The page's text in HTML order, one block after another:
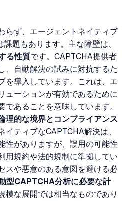
らず、エージェントネイティブ
題もあります。主な障壁は、
る性質です。CAPTCHA提供者
、自動解決の試みに対抗するた
を導入しています。これは、エ
ューションが有効であるために
であることを意味しています。
理的な境界とコンプライアンス
イティブなCAPTCHA解決は、
性がありますが、誤用の可能性
用規約や法的規制に準拠してい
スや悪意のある意図を避ける必
型CAPTCHA分析に必要な計
模な展開では相当なものであり